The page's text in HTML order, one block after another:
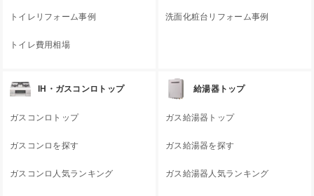
トイレリフォーム事例
トイレ費用相場
洗面化粧台リフォーム事例
IH・ガスコンロトップ
ガスコンロトップ
ガスコンロを探す
ガスコンロ人気ランキング
給湯器トップ
ガス給湯器トップ
ガス給湯器を探す
ガス給湯器人気ランキング